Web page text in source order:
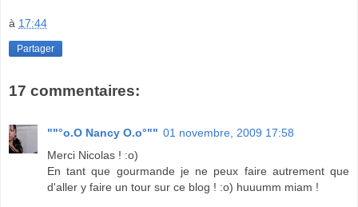
à 17:44
Partager
17 commentaires:
""°o.O Nancy O.o°"" 01 novembre, 2009 17:58
Merci Nicolas ! :o)
En tant que gourmande je ne peux faire autrement que
d'aller y faire un tour sur ce blog ! :o) huuumm miam !